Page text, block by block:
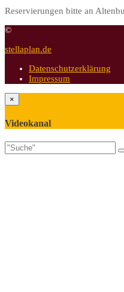
Reservierungen bitte an
©
stellaplan.de
Datenschutzerklärung
Impressum
×
Videokanal